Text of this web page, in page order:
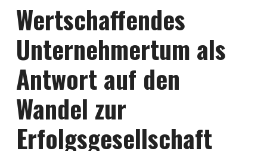
Wertschaffendes
Unternehmertum als
Antwort auf den
Wandel zur
Erfolgsgesellschaft